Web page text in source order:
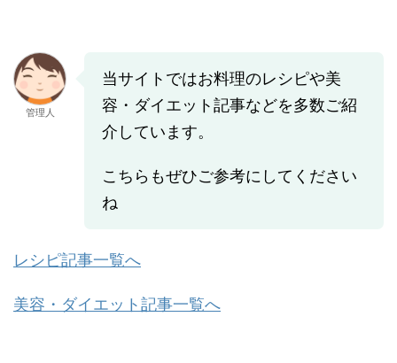
管理人
当サイトではお料理のレシピや美
容・ダイエット記事などを多数ご紹
介しています。
こちらもぜひご参考にしてください
ね
レシピ記事一覧へ
美容・ダイエット記事一覧へ